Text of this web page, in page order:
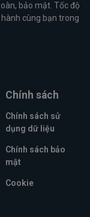
bảo mật. Tốc độ
cùng bạn trong
Chính sách
Chính sách sử
dụng dữ liệu
Chính sách bảo
mật
Cookie